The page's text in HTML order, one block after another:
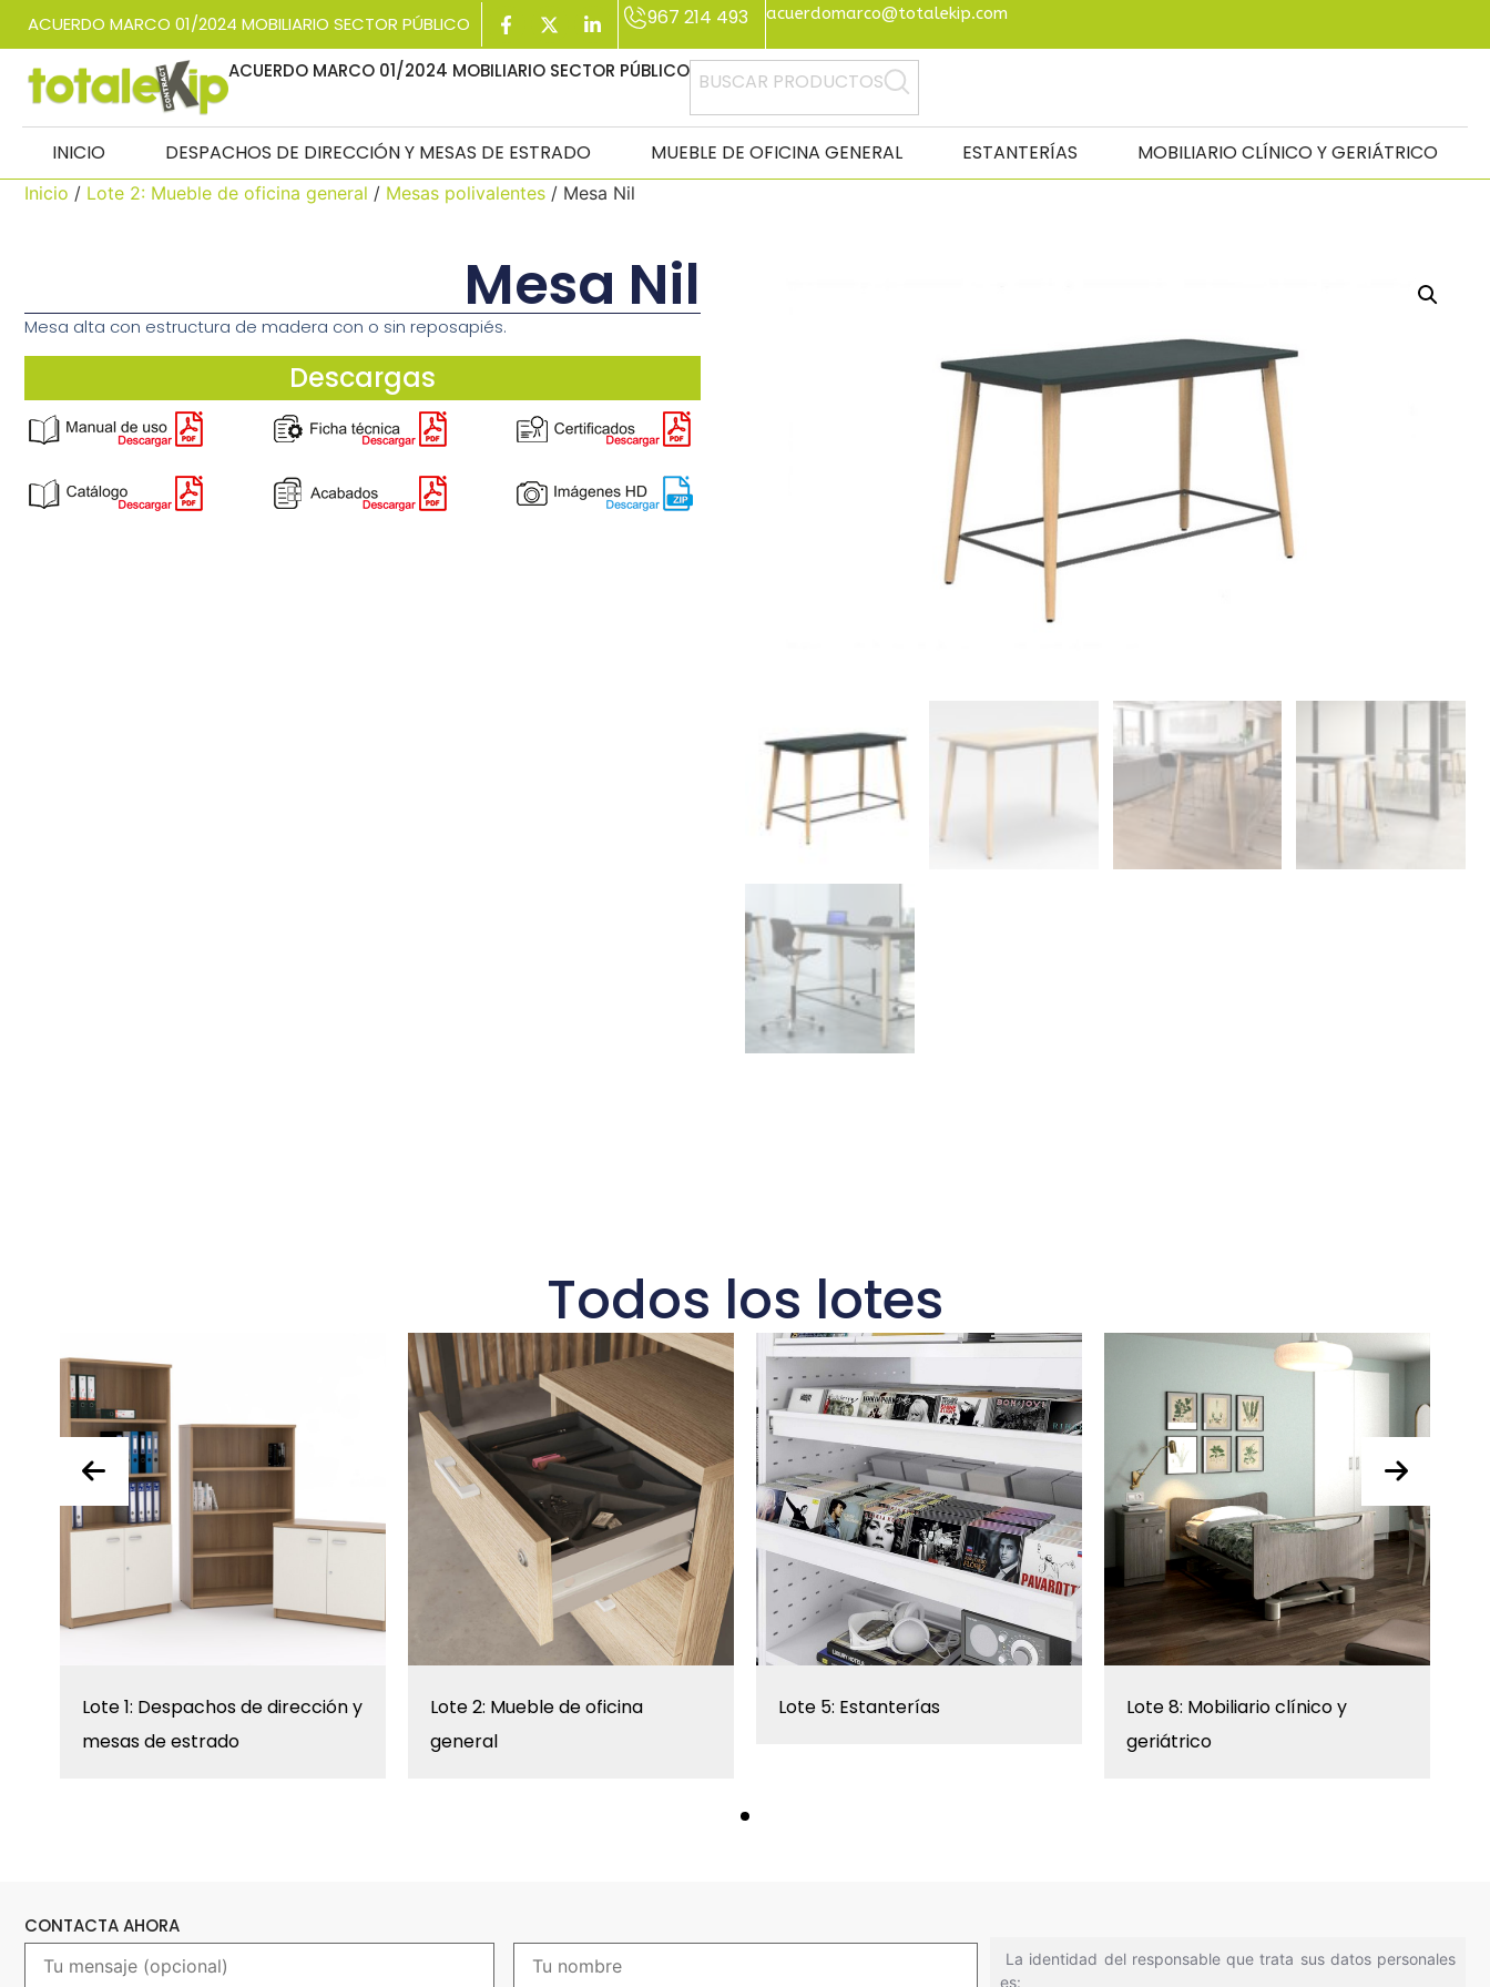
ACUERDO MARCO 01/2024 MOBILIARIO SECTOR PÚBLICO 967 214 493 acuerdomarco@totalekip.com
ACUERDO MARCO 01/2024 MOBILIARIO SECTOR PÚBLICO BUSCAR PRODUCTOS
INICIO DESPACHOS DE DIRECCIÓN Y MESAS DE ESTRADO MUEBLE DE OFICINA GENERAL ESTANTERÍAS MOBILIARIO CLÍNICO Y GERIÁTRICO
Inicio / Lote 2: Mueble de oficina general / Mesas polivalentes / Mesa Nil
Mesa Nil
Mesa alta con estructura de madera con o sin reposapiés.
Descargas
Todos los lotes
Lote 1: Despachos de dirección y
mesas de estrado
Lote 2: Mueble de oficina
general
Lote 5: Estanterías
Lote 8: Mobiliario clínico y
geriátrico
CONTACTA AHORA